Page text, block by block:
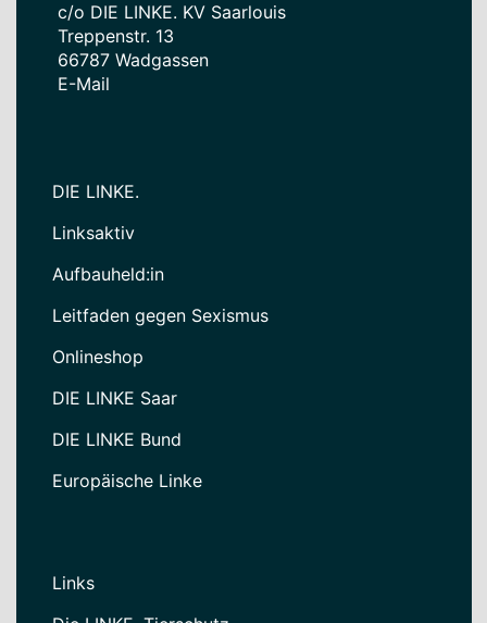
c/o DIE LINKE. KV Saarlouis
Treppenstr. 13
66787 Wadgassen
E-Mail
DIE LINKE.
Linksaktiv
Aufbauheld:in
Leitfaden gegen Sexismus
Onlineshop
DIE LINKE Saar
DIE LINKE Bund
Europäische Linke
Links